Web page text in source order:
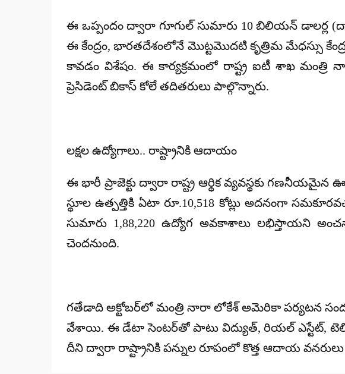
ఈ ఒప్పందం ద్వారా గూగుల్ సుమారు 10 బిలియన్ డాలర్ల
ఈ కేంద్రం, భారతదేశంలోనే మొట్టమొదటి కృత్రిమ మేధస్సు
కావడం విశేషం. ఈ కార్యక్రమంలో రాష్ట్ర ఐటీ శాఖ మంత్రి
ప్రెసిడెంట్ బికాస్ కోలే తదితరులు పాల్గొన్నారు.
లక్షల ఉద్యోగాలు.. రాష్ట్రానికి ఆదాయం
ఈ భారీ ప్రాజెక్టు ద్వారా రాష్ట్ర ఆర్థిక వ్యవస్థకు గణనీయమైన
స్థూల ఉత్పత్తికి ఏటా రూ.10,518 కోట్లు అదనంగా
సుమారు 1,88,220 ఉద్యోగ అవకాశాలు లభిస్తాయని
చెందనుంది.
గతేడాది అక్టోబర్‌లో మంత్రి నారా లోకేశ్ అమెరికా పర్యటన
వేశాయి. ఈ డేటా సెంటర్‌తో పాటు విద్యుత్, రియల్ ఎస్టేట్,
దీని ద్వారా రాష్ట్రానికి పన్నుల రూపంలో కొత్త ఆదాయ